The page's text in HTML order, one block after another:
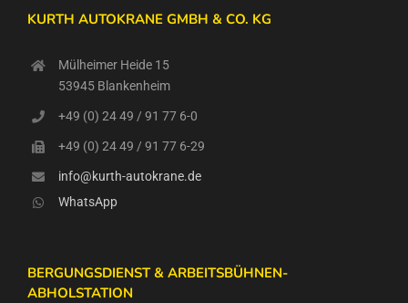
KURTH AUTOKRANE GMBH & CO. KG
Mülheimer Heide 15
53945 Blankenheim
+49 (0) 24 49 / 91 77 6-0
+49 (0) 24 49 / 91 77 6-29
info@kurth-autokrane.de
WhatsApp
BERGUNGSDIENST & ARBEITSBÜHNEN-
ABHOLSTATION